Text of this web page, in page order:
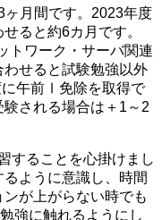
ヶ月間です。2023年度
ると約6カ月です。
トワーク・サーバ関連
せると試験勉強以外
に午前Ⅰ免除を取得で
される場合は＋1～2
することを心掛けまし
ように意識し、時間
が上がらない時でも
強に触れるようにし